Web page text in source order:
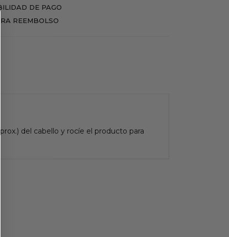
DE PAGO
REEMBOLSO
del cabello y rocíe el producto para